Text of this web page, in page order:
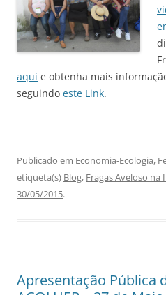
aqui e obtenha mais
seguindo este Link.
Publicado em Economia-Ecologia,
etiqueta(s) Blog, Fragas Aveloso na
30/05/2015.
Apresentação Pública